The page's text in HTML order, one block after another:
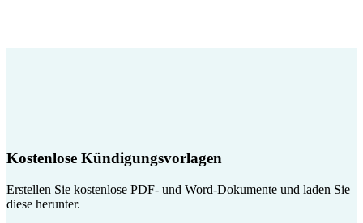
Kostenlose Kündigungsvorlagen
Erstellen Sie kostenlose PDF- und Word-Dokumente und laden Sie
diese herunter.